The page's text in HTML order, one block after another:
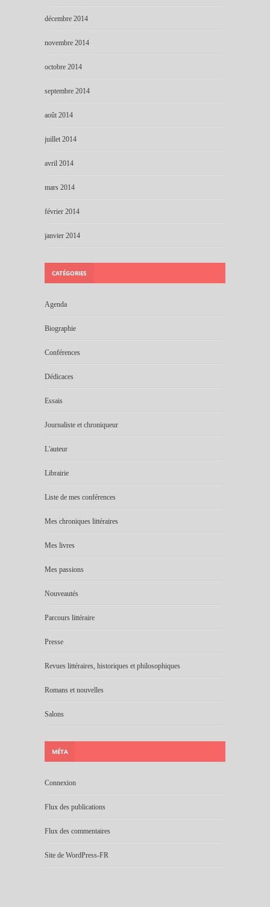
décembre 2014
novembre 2014
octobre 2014
septembre 2014
août 2014
juillet 2014
avril 2014
mars 2014
février 2014
janvier 2014
CATÉGORIES
Agenda
Biographie
Conférences
Dédicaces
Essais
Journaliste et chroniqueur
L'auteur
Librairie
Liste de mes conférences
Mes chroniques littéraires
Mes livres
Mes passions
Nouveautés
Parcours littéraire
Presse
Revues littéraires, historiques et philosophiques
Romans et nouvelles
Salons
MÉTA
Connexion
Flux des publications
Flux des commentaires
Site de WordPress-FR